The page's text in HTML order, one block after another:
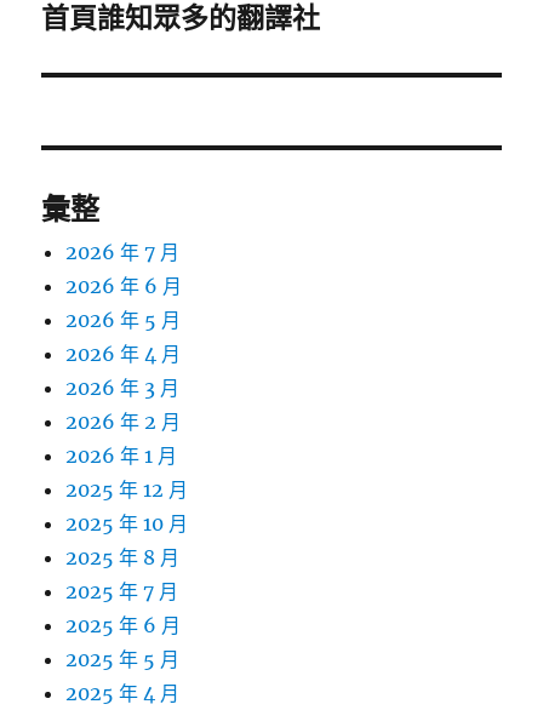
一
文
首頁誰知眾多的翻譯社
彙整
2026 年 7 月
2026 年 6 月
2026 年 5 月
2026 年 4 月
2026 年 3 月
2026 年 2 月
2026 年 1 月
2025 年 12 月
2025 年 10 月
2025 年 8 月
2025 年 7 月
2025 年 6 月
2025 年 5 月
2025 年 4 月